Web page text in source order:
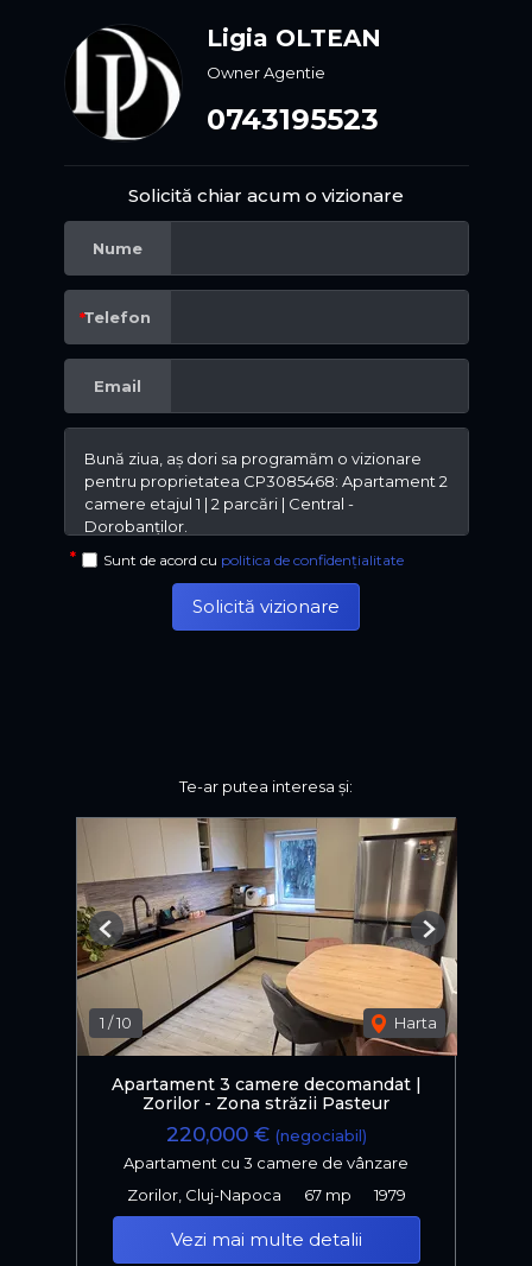
Ligia OLTEAN
Owner Agentie
0743195523
Solicită chiar acum o vizionare
Nume
Telefon
Email
Sunt de acord cu politica de confidențialitate
Solicită vizionare
Te-ar putea interesa și:
1 /10 Harta
Previous Next
Apartament 3 camere decomandat |
Zorilor - Zona străzii Pasteur
220,000 € (negociabil)
Apartament cu 3 camere de vânzare
Zorilor, Cluj-Napoca
67 mp 1979
Vezi mai multe detalii